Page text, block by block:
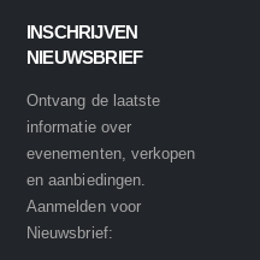
INSCHRIJVEN
NIEUWSBRIEF
Ontvang de laatste
informatie over
evenementen, verkopen
en aanbiedingen.
Aanmelden voor
Nieuwsbrief: